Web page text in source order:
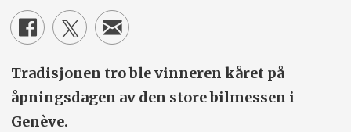
Tradisjonen tro ble vinneren kåret på
åpningsdagen av den store bilmessen i
Genève.